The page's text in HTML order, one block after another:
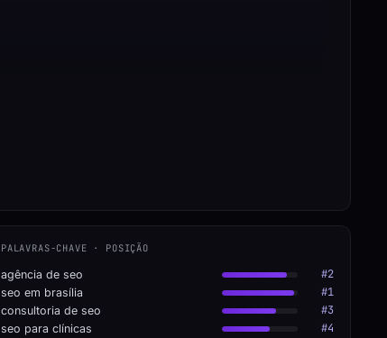
PALAVRAS-CHAVE · POSIÇÃO
agência de seo #2
seo em brasília #1
consultoria de seo #3
seo para clínicas #4